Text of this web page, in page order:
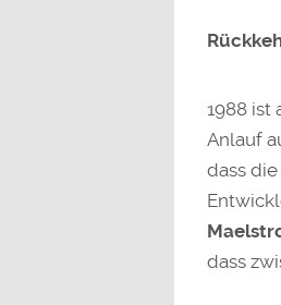
1988 ist
Anlauf
dass
dass